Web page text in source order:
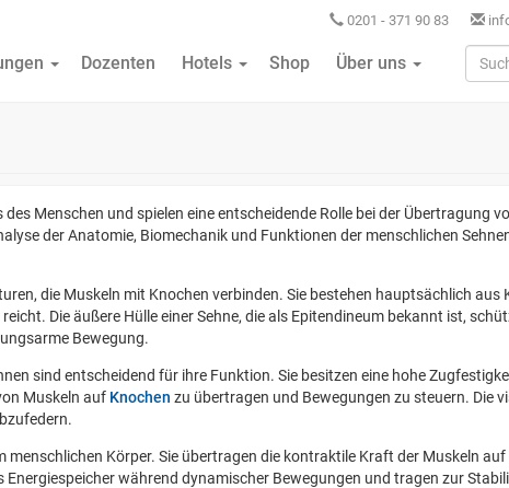
0201 - 371 90 83
Dozenten Hotels Shop Über uns
Menschen und spielen eine entscheidende Rolle bei der Übertragung
der Anatomie, Biomechanik und Funktionen der menschlichen
die Muskeln mit Knochen verbinden. Sie bestehen hauptsächlich aus
Die äußere Hülle einer Sehne, die als Epitendineum bekannt ist,
Bewegung.
sind entscheidend für ihre Funktion. Sie besitzen eine hohe
Muskeln auf Knochen zu übertragen und Bewegungen zu steuern. Die
menschlichen Körper. Sie übertragen die kontraktile Kraft der Muskeln
während dynamischer Bewegungen und tragen zur